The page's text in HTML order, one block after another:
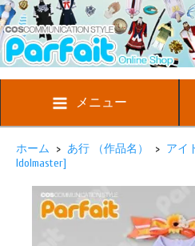
メニュー
ホーム > あ行 （作品名） > アイ
Idolmaster]